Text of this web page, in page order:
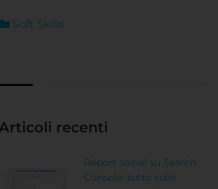
Soft Skills
recenti
Report social su Search
Console: tutto sulle